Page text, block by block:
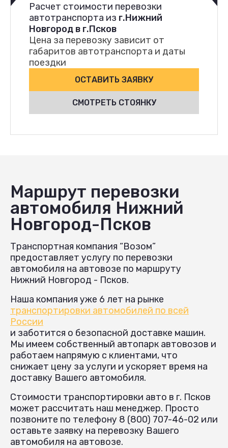
Расчет стоимости перевозки
автотранспорта из г.Нижний
Новгород в г.Псков
Цена за перевозку зависит от
габаритов автотранспорта и даты
поездки
ОСТАВИТЬ ЗАЯВКУ
СМОТРЕТЬ СТОЯНКУ
Маршрут перевозки
автомобиля Нижний
Новгород-Псков
Транспортная компания “Возом”
предоставляет услугу по перевозки
автомобиля на автовозе по маршруту
Нижний Новгород - Псков.
Наша компания уже 6 лет на рынке
транспортировки автомобилей по всей
России
и заботится о безопасной доставке машин.
Мы имеем собственный автопарк автовозов и
работаем напрямую с клиентами, что
снижает цену за услуги и ускоряет время на
доставку Вашего автомобиля.
Стоимости транспортировки авто в г. Псков
может рассчитать наш менеджер. Просто
позвоните по телефону 8 (800) 707-46-02 или
оставьте заявку на перевозку Вашего
автомобиля на автовозе.